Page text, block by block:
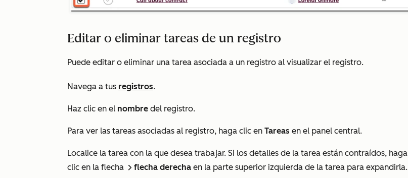
Editar o eliminar tareas de un registro
Puede editar o eliminar una tarea asociada a un registro al visualizar el registro.
Navega a tus registros.
Haz clic en el nombre del registro.
Para ver las tareas asociadas al registro, haga clic en Tareas en el panel central.
Localice la tarea con la que desea trabajar. Si los detalles de la tarea están contraídos, haga
clic en la flecha right flecha derecha en la parte superior izquierda de la tarea para expandirla.